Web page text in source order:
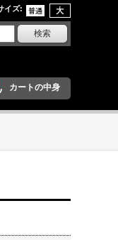
イズ:
カートの中身